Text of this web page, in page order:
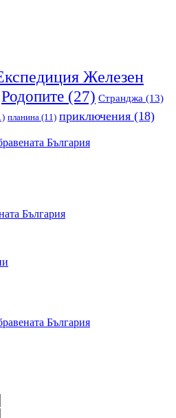
Железен
Родопите (27) Странджа (13)
планина (11) приключения (18)
България
България